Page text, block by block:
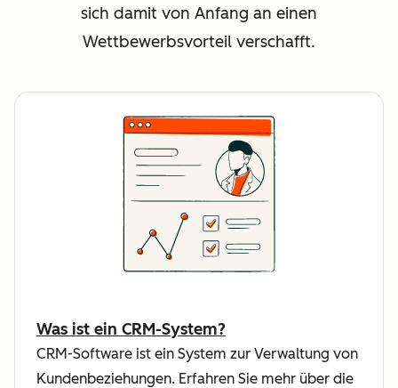
sich damit von Anfang an einen
Wettbewerbsvorteil verschafft.
Was ist ein CRM-System?
CRM-Software ist ein System zur Verwaltung von
Kundenbeziehungen. Erfahren Sie mehr über die